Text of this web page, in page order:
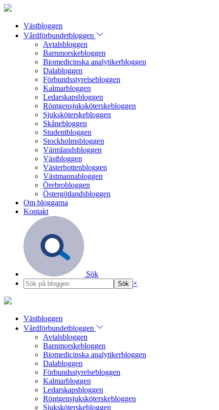
Västbloggen
Vårdförbundetbloggen
Avtalsbloggen
Barnmorskebloggen
Biomedicinska analytikerbloggen
Dalabloggen
Förbundsstyrelsebloggen
Kalmarbloggen
Ledarskapsbloggen
Röntgensjuksköterskebloggen
Sjuksköterskebloggen
Skånebloggen
Studentbloggen
Stockholmsbloggen
Värmlandsbloggen
Västbloggen
Västerbottenbloggen
Västmannabloggen
Örebrobloggen
Östergötlandsbloggen
Om bloggarna
Kontakt
Sök
×
Västbloggen
Vårdförbundetbloggen
Avtalsbloggen
Barnmorskebloggen
Biomedicinska analytikerbloggen
Dalabloggen
Förbundsstyrelsebloggen
Kalmarbloggen
Ledarskapsbloggen
Röntgensjuksköterskebloggen
Sjuksköterskebloggen